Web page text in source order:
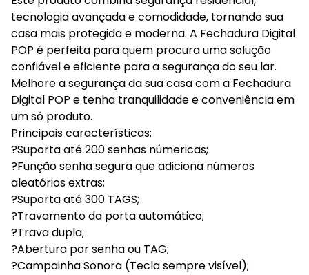
tecnologia avançada e comodidade, tornando sua
casa mais protegida e moderna. A Fechadura Digital
POP é perfeita para quem procura uma solução
confiável e eficiente para a segurança do seu lar.
Melhore a segurança da sua casa com a Fechadura
Digital POP e tenha tranquilidade e conveniência em
um só produto.
Principais características:
?Suporta até 200 senhas númericas;
?Função senha segura que adiciona números
aleatórios extras;
?Suporta até 300 TAGS;
?Travamento da porta automático;
?Trava dupla;
?Abertura por senha ou TAG;
?Campainha Sonora (Tecla sempre visível);